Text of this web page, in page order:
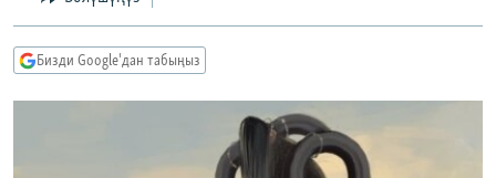
ЭКСПЕРТТЕР ТАЛДАЙТ
ӨЗГӨЧӨ ПИКИР
Бизди Google'дан табыңыз